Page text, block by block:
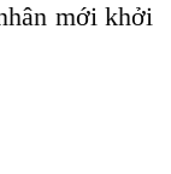
mới khởi